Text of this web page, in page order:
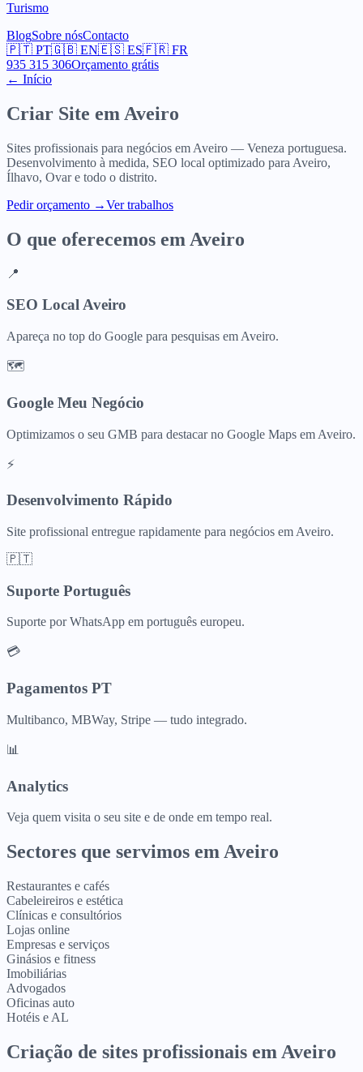
Turismo
BlogSobre nósContacto
🇵🇹 PT🇬🇧 EN🇪🇸 ES🇫🇷 FR
935 315 306Orçamento grátis
← Início
Criar Site em Aveiro
Sites profissionais para negócios em Aveiro — Veneza portuguesa.
Desenvolvimento à medida, SEO local optimizado para Aveiro,
Ílhavo, Ovar e todo o distrito.
Pedir orçamento →Ver trabalhos
O que oferecemos em Aveiro
📍
SEO Local Aveiro
Apareça no top do Google para pesquisas em Aveiro.
🗺️
Google Meu Negócio
Optimizamos o seu GMB para destacar no Google Maps em Aveiro.
⚡
Desenvolvimento Rápido
Site profissional entregue rapidamente para negócios em Aveiro.
🇵🇹
Suporte Português
Suporte por WhatsApp em português europeu.
💳
Pagamentos PT
Multibanco, MBWay, Stripe — tudo integrado.
📊
Analytics
Veja quem visita o seu site e de onde em tempo real.
Sectores que servimos em Aveiro
Restaurantes e cafés
Cabeleireiros e estética
Clínicas e consultórios
Lojas online
Empresas e serviços
Ginásios e fitness
Imobiliárias
Advogados
Oficinas auto
Hotéis e AL
Criação de sites profissionais em Aveiro